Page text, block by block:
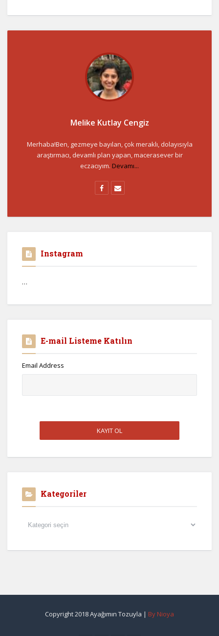
Melike Kutlay Cengiz
Merhaba!Ben, gezmeye bayılan, çok meraklı, dolayısıyla
araştırmacı, devamlı plan yapan, macerasever bir
eczacıyım. Devamı...
Instagram
…
E-mail Listeme Katılın
Email Address
Kategoriler
Kategoriler
Copyright 2018 Ayağımın Tozuyla | By Nioya